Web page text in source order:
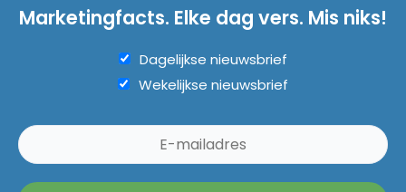
Marketingfacts. Elke dag vers. Mis niks!
Dagelijkse nieuwsbrief
Wekelijkse nieuwsbrief